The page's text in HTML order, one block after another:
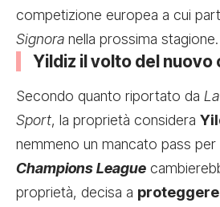
competizione europea a cui
Signora nella prossima stagione.
Yildiz il volto del nuovo
Secondo quanto riportato da
Sport, la proprietà considera
nemmeno un mancato pass per
Champions League
proprietà, decisa a